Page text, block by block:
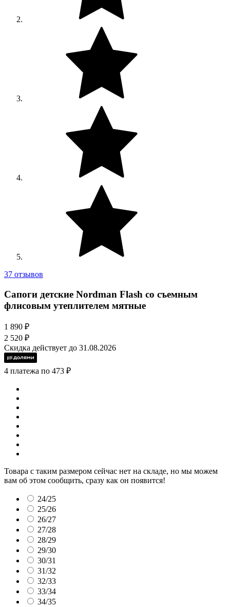
37 отзывов
Сапоги детские Nordman Flash со съемным
флисовым утеплителем мятные
1 890 ₽
2 520 ₽
Скидка действует до 31.08.2026
4 платежа по 473 ₽
Товара с таким размером сейчас нет на складе, но мы можем
вам об этом сообщить, сразу как он появится!
24/25
25/26
26/27
27/28
28/29
29/30
30/31
31/32
32/33
33/34
34/35